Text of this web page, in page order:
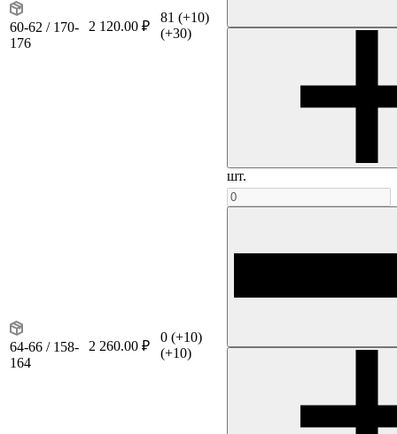
60-62 / 170-
176
2 120.00 ₽
81 (+10)
(+30)
шт.
64-66 / 158-
164
2 260.00 ₽
0 (+10)
(+10)